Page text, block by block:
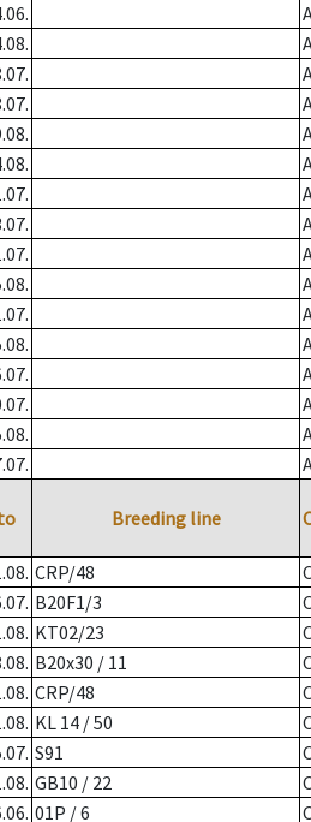
Breeding line
CRP/48
B20F1/3
KT02/23
B20x30 / 11
CRP/48
KL 14 / 50
S91
GB10 / 22
01P / 6